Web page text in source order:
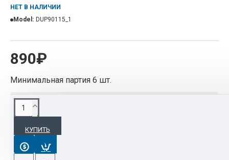
890₽
НЕТ В НАЛИЧИИ
Model: DUP90115_1
Минимальная партия 6 шт.
КУПИТЬ
ОПИСАНИЕ
DUP90115_1 DUPLO Кpаска серая DC-17 (600 мл),
C100/105, M300/400